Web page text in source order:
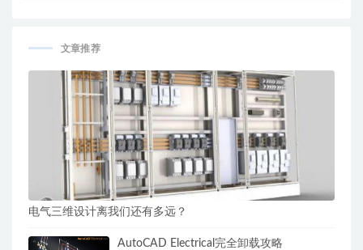
文章推荐
电气三维设计离我们还有多远？
AutoCAD Electrical完全卸载攻略